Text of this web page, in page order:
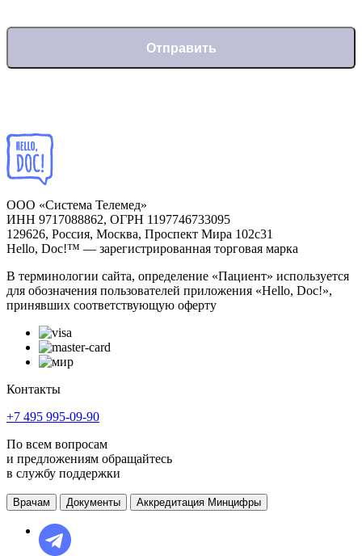
Отправить
ООО «Система Телемед»
ИНН 9717088862, ОГРН 1197746733095
129626, Россия, Москва, Проспект Мира 102с31
Hello, Doc!™ — зарегистрированная торговая марка
В терминологии сайта, определение «Пациент» используется
для обозначения пользователей приложения «Hello, Doc!»,
принявших соответствующую оферту
Контакты
+7 495 995-09-90
По всем вопросам
и предложениям обращайтесь
в службу поддержки
Врачам Документы Аккредитация Минцифры